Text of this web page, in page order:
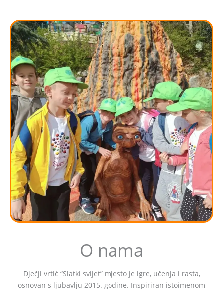
O nama
Dječji vrtić “Slatki svijet” mjesto je igre, učenja i rasta,
osnovan s ljubavlju 2015. godine. Inspiriran istoimenom